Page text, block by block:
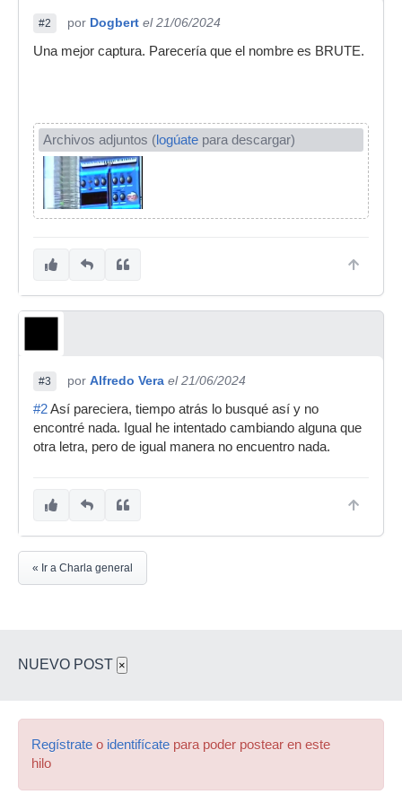
#2 por Dogbert el 21/06/2024
Una mejor captura. Parecería que el nombre es BRUTE.
Archivos adjuntos (logúate para descargar)
#3 por Alfredo Vera el 21/06/2024
#2Así pareciera, tiempo atrás lo busqué así y no
encontré nada. Igual he intentado cambiando alguna que
otra letra, pero de igual manera no encuentro nada.
« Ir a Charla general
NUEVO POST ×
Regístrate o identifícate para poder postear en este
hilo